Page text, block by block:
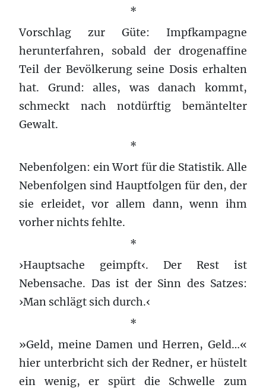
*
Vorschlag zur Güte: Impfkampagne
herunterfahren, sobald der drogenaffine
Teil der Bevölkerung seine Dosis erhalten
hat. Grund: alles, was danach kommt,
schmeckt nach notdürftig bemäntelter
Gewalt.
*
Nebenfolgen: ein Wort für die Statistik. Alle
Nebenfolgen sind Hauptfolgen für den, der
sie erleidet, vor allem dann, wenn ihm
vorher nichts fehlte.
*
›Hauptsache geimpft‹. Der Rest ist
Nebensache. Das ist der Sinn des Satzes:
›Man schlägt sich durch.‹
*
»Geld, meine Damen und Herren, Geld…«
hier unterbricht sich der Redner, er hüstelt
ein wenig, er spürt die Schwelle zum